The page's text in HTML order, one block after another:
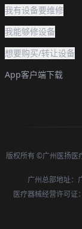
我有设备要维修
我能够修设备
想要购买/转让设备
App客户端下载
版权所有 ©广州医扬医
广州总部地址：
医疗器械经营许可证：